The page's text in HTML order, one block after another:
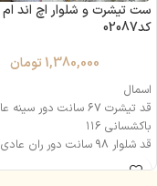
ست تیشرت و شلوار اچ اند ام
کد02087
1,380,000 تومان
اسمال
باكشسانى ۱۱۶